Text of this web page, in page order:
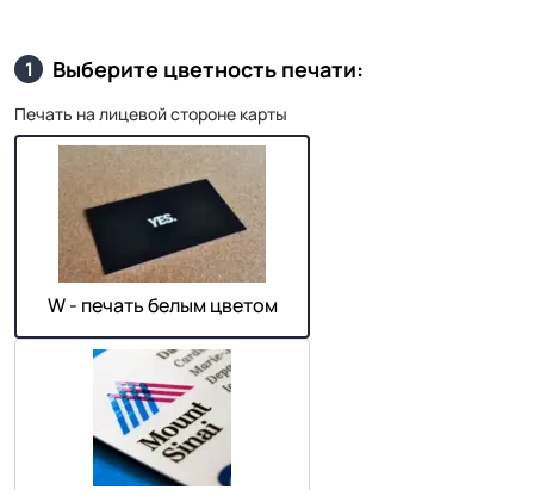
1 Выберите цветность печати:
Печать на лицевой стороне карты
W - печать белым цветом